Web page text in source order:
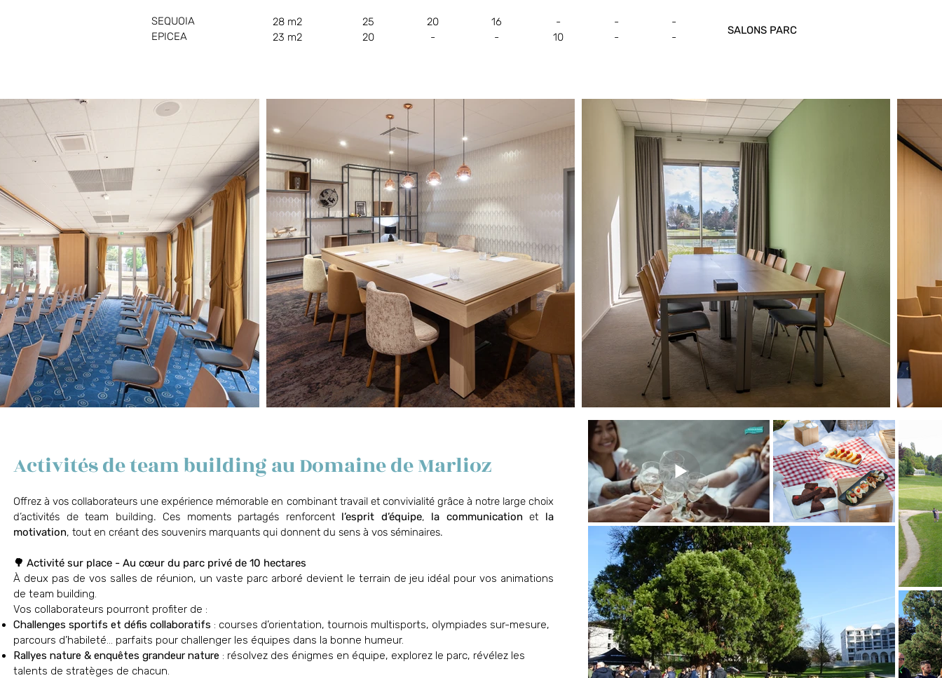
SEQUOIA
EPICEA
28 m2
23 m2
25
20
20
-
16
-
-
10
-
-
-
-
SALONS PARC
Activités de team building au Domaine de Marlioz
Offrez à vos collaborateurs une expérience mémorable en combinant travail et convivialité grâce à notre large choix
d’activités de team building. Ces moments partagés renforcent l’esprit d’équipe, la communication et la
motivation, tout en créant des souvenirs marquants qui donnent du sens à vos séminaires.
🌳 Activité sur place - Au cœur du parc privé de 10 hectares
À deux pas de vos salles de réunion, un vaste parc arboré devient le terrain de jeu idéal pour vos animations
de team building.
Vos collaborateurs pourront profiter de :
Challenges sportifs et défis collaboratifs : courses d’orientation, tournois multisports, olympiades sur-mesure,
parcours d’habileté… parfaits pour challenger les équipes dans la bonne humeur.
Rallyes nature & enquêtes grandeur nature : résolvez des énigmes en équipe, explorez le parc, révélez les
talents de stratèges de chacun.